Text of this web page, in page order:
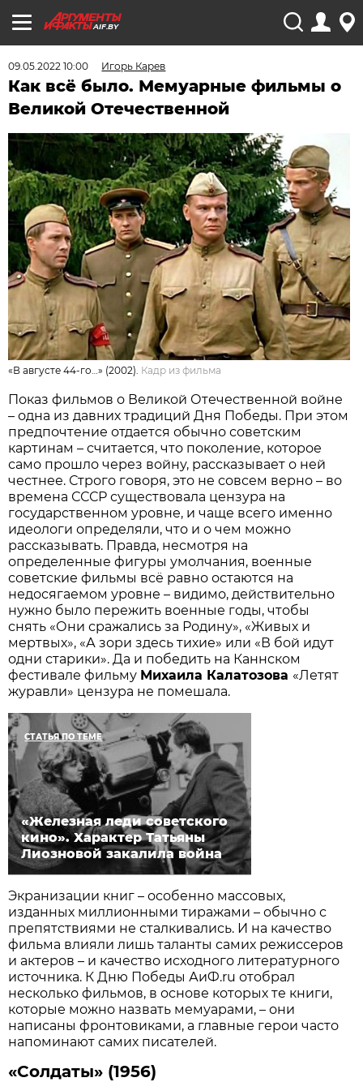
AIF.BY
09.05.2022 10:00 Игорь Карев
Как всё было. Мемуарные фильмы о
Великой Отечественной
«В августе 44-го…» (2002). Кадр из фильма
Показ фильмов о Великой Отечественной войне
– одна из давних традиций Дня Победы. При этом
предпочтение отдается обычно советским
картинам – считается, что поколение, которое
само прошло через войну, рассказывает о ней
честнее. Строго говоря, это не совсем верно – во
времена СССР существовала цензура на
государственном уровне, и чаще всего именно
идеологи определяли, что и о чем можно
рассказывать. Правда, несмотря на
определенные фигуры умолчания, военные
советские фильмы всё равно остаются на
недосягаемом уровне – видимо, действительно
нужно было пережить военные годы, чтобы
снять «Они сражались за Родину», «Живых и
мертвых», «А зори здесь тихие» или «В бой идут
одни старики». Да и победить на Каннском
фестивале фильму Михаила Калатозова «Летят
журавли» цензура не помешала.
СТАТЬЯ ПО ТЕМЕ
«Железная леди советского
кино». Характер Татьяны
Лиозновой закалила война
Экранизации книг – особенно массовых,
изданных миллионными тиражами – обычно с
препятствиями не сталкивались. И на качество
фильма влияли лишь таланты самих режиссеров
и актеров – и качество исходного литературного
источника. К Дню Победы АиФ.ru отобрал
несколько фильмов, в основе которых те книги,
которые можно назвать мемуарами, – они
написаны фронтовиками, а главные герои часто
напоминают самих писателей.
«Солдаты» (1956)